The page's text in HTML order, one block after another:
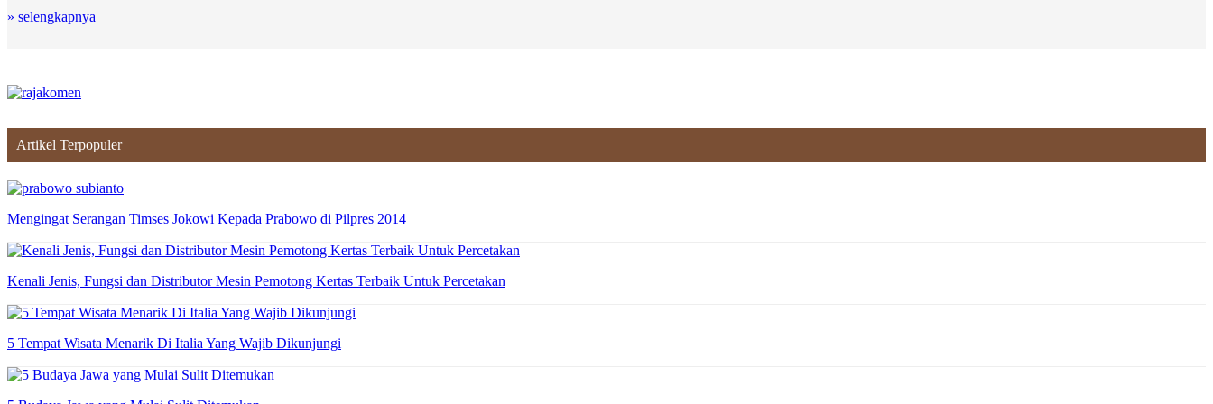
» selengkapnya
Artikel Terpopuler
Mengingat Serangan Timses Jokowi Kepada Prabowo di Pilpres 2014
Kenali Jenis, Fungsi dan Distributor Mesin Pemotong Kertas Terbaik Untuk Percetakan
5 Tempat Wisata Menarik Di Italia Yang Wajib Dikunjungi